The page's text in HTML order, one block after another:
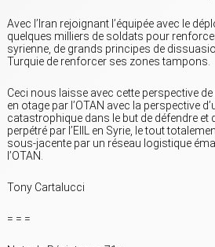
Avec l’Iran rejoignant l’équipée avec le
quelques milliers de soldats pour
syrienne, de grands principes de
Turquie de renforcer ses zones tampons.
Ceci nous laisse avec cette perspective
en otage par l’OTAN avec la perspective
catastrophique dans le but de défendre et
perpétré par l’EIIL en Syrie, le tout
sous-jacente par un réseau logistique
l’OTAN.
Tony Cartalucci
= = =